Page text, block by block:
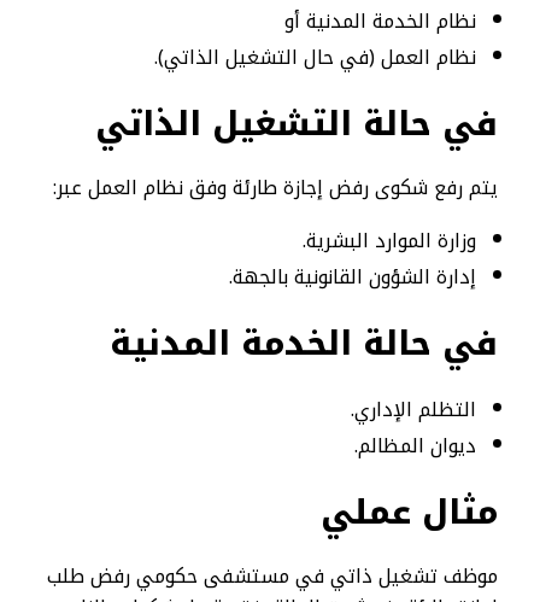
نظام الخدمة المدنية أو
نظام العمل (في حال التشغيل الذاتي).
في حالة التشغيل الذاتي
يتم رفع شكوى رفض إجازة طارئة وفق نظام العمل عبر:
وزارة الموارد البشرية.
إدارة الشؤون القانونية بالجهة.
في حالة الخدمة المدنية
التظلم الإداري.
ديوان المظالم.
مثال عملي
موظف تشغيل ذاتي في مستشفى حكومي رفض طلب